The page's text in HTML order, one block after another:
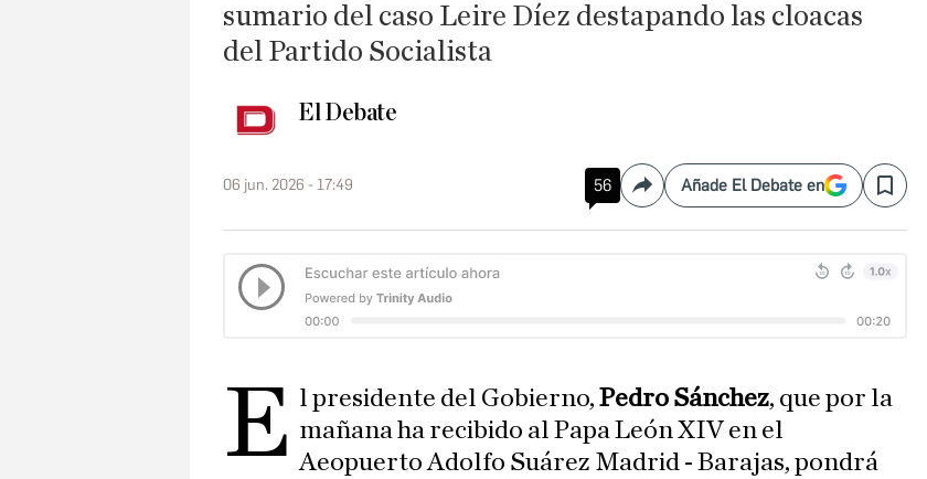
sumario del caso Leire Díez destapando las cloacas
del Partido Socialista
El Debate
06 jun. 2026 - 17:49 56 CompartirAñade El Debate en Save
E l presidente del Gobierno,Pedro Sánchez, que por la
mañana ha recibido al Papa León XIV en el
Aeopuerto Adolfo Suárez Madrid - Barajas, pondrá